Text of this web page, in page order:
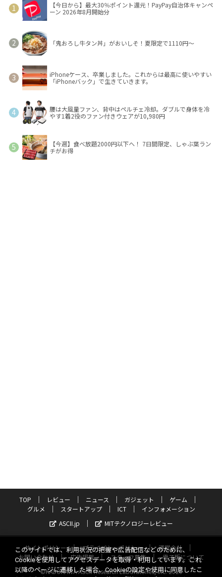
【今日から】最大30％ポイント還元！PayPay自治体キャンペ
ーン 2026年8月開始分
「鬼おろし牛タン丼」がおいしそ！夏限定で1110円～
iPhoneケース、卒業しました。これからは最高に使いやすい
「iPhoneバック」で生きていきます。
腰は大風量ファン、背中はペルチェ冷却。ダブルで身体を冷
やす1着2役のファン付きウェアが10,980円
【今週】食べ放題2000円以下へ！ 7日間限定、しゃぶ葉ラン
チがお得
TOP レビュー ニュース ガジェット
ゲーム
グルメ
スタートアップ ICT
インフォメーション
ASCII.jp
MITテクノロジーレビュー
サイトポリシー プライバシーポリシー
運営会社
お問い合わせ
広告掲載 スタッフ募集
電子版について
©KADOKAWA ASCII Research Laboratories, Inc. 2026
このサイトでは、利用状況の把握や広告配信などのために、
Cookieを使用してアクセスデータを取得・利用しています。これ
以降のページに遷移した場合、Cookieの設定や使用に同意したこ